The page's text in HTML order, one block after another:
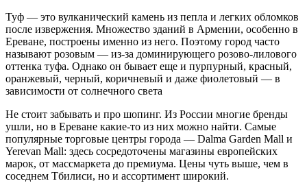
Туф — это вулканический камень из пепла и легких обломков
после извержения. Множество зданий в Армении, особенно в
Ереване, построены именно из него. Поэтому город часто
называют розовым — из-за доминирующего розово-лилового
оттенка туфа. Однако он бывает еще и пурпурный, красный,
оранжевый, черный, коричневый и даже фиолетовый — в
зависимости от солнечного света
Не стоит забывать и про шопинг. Из России многие бренды
ушли, но в Ереване какие-то из них можно найти. Самые
популярные торговые центры города — Dalma Garden Mall и
Yerevan Mall: здесь сосредоточены магазины европейских
марок, от массмаркета до премиума. Цены чуть выше, чем в
соседнем Тбилиси, но и ассортимент широкий.